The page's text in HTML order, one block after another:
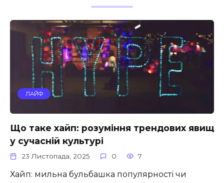
ЛАЙФ
Що таке хайп: розуміння трендових явищ
у сучасній культурі
23 Листопада, 2025 0 7
Хайп: мильна бульбашка популярності чи